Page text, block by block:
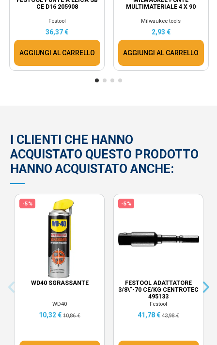
CE D16 205908
Festool
36,37 €
AGGIUNGI AL CARRELLO
MULTIMATERIALE 4 X 90
Milwaukee tools
2,93 €
AGGIUNGI AL CARRELLO
I CLIENTI CHE HANNO
ACQUISTATO QUESTO PRODOTTO
HANNO ACQUISTATO ANCHE:
-5%
WD40 SGRASSANTE
WD40
10,32 € 10,86 €
-5%
FESTOOL ADATTATORE
3/8\"-70 CE/KG CENTROTEC
495133
Festool
41,78 € 43,98 €